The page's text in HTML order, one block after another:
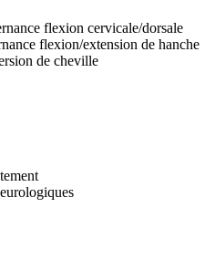
flexion cervicale/dorsale
flexion/extension de hanche
de cheville